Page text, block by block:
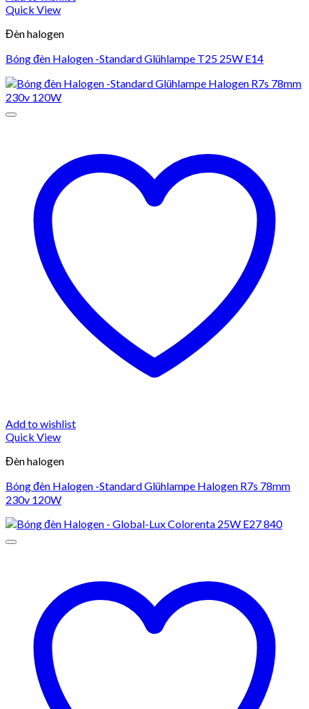
Quick View
Đèn halogen
Bóng đèn Halogen -Standard Glühlampe T25 25W E14
Add to wishlist
Quick View
Đèn halogen
Bóng đèn Halogen -Standard Glühlampe Halogen R7s 78mm
230v 120W